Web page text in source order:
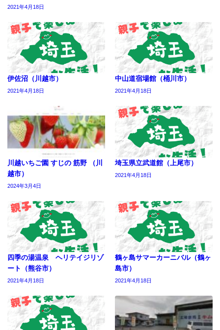
2021年4月18日
伊佐沼（川越市）
2021年4月18日
中山道宿場館（桶川市）
2021年4月18日
川越いちご園 すじの 筋野 （川
越市）
2024年3月4日
埼玉県立武道館（上尾市）
2021年4月18日
四季の湯温泉 ヘリテイジリゾ
ート（熊谷市）
2021年4月18日
鶴ヶ島サマーカーニバル（鶴ヶ
島市）
2021年4月18日